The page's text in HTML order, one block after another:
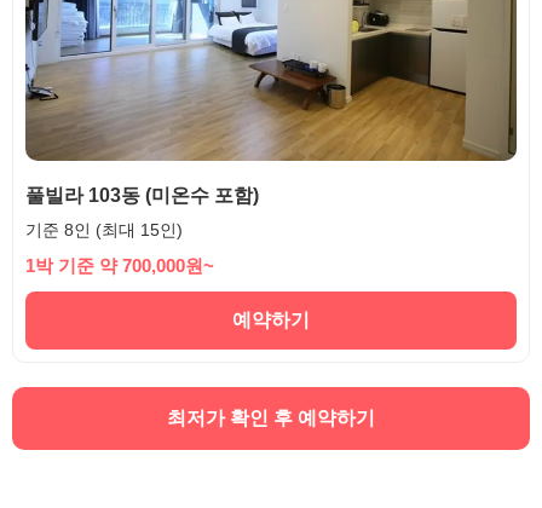
풀빌라 103동 (미온수 포함)
기준 8인 (최대 15인)
1박 기준 약 700,000원~
예약하기
최저가 확인 후 예약하기